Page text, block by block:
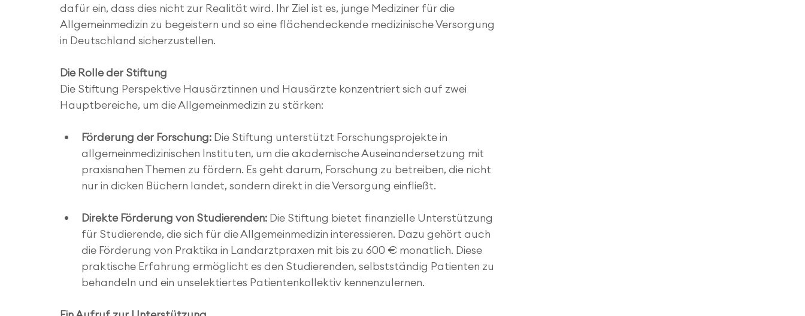
dafür ein, dass dies nicht zur Realität wird. Ihr Ziel ist es, junge Mediziner für die
Allgemeinmedizin zu begeistern und so eine flächendeckende medizinische Versorgung
in Deutschland sicherzustellen.
Die Rolle der Stiftung
Die Stiftung Perspektive Hausärztinnen und Hausärzte konzentriert sich auf zwei
Hauptbereiche, um die Allgemeinmedizin zu stärken:
Förderung der Forschung: Die Stiftung unterstützt Forschungsprojekte in
allgemeinmedizinischen Instituten, um die akademische Auseinandersetzung mit
praxisnahen Themen zu fördern. Es geht darum, Forschung zu betreiben, die nicht
nur in dicken Büchern landet, sondern direkt in die Versorgung einfließt.
Direkte Förderung von Studierenden: Die Stiftung bietet finanzielle Unterstützung
für Studierende, die sich für die Allgemeinmedizin interessieren. Dazu gehört auch
die Förderung von Praktika in Landarztpraxen mit bis zu 600 € monatlich. Diese
praktische Erfahrung ermöglicht es den Studierenden, selbstständig Patienten zu
behandeln und ein unselektiertes Patientenkollektiv kennenzulernen.